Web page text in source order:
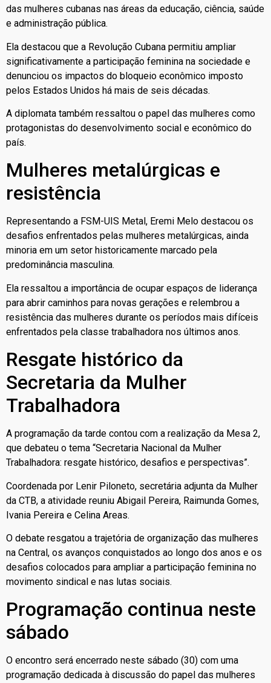
das mulheres cubanas nas áreas da educação, ciência, saúde
e administração pública.
Ela destacou que a Revolução Cubana permitiu ampliar
significativamente a participação feminina na sociedade e
denunciou os impactos do bloqueio econômico imposto
pelos Estados Unidos há mais de seis décadas.
A diplomata também ressaltou o papel das mulheres como
protagonistas do desenvolvimento social e econômico do
país.
Mulheres metalúrgicas e
resistência
Representando a FSM-UIS Metal, Eremi Melo destacou os
desafios enfrentados pelas mulheres metalúrgicas, ainda
minoria em um setor historicamente marcado pela
predominância masculina.
Ela ressaltou a importância de ocupar espaços de liderança
para abrir caminhos para novas gerações e relembrou a
resistência das mulheres durante os períodos mais difíceis
enfrentados pela classe trabalhadora nos últimos anos.
Resgate histórico da
Secretaria da Mulher
Trabalhadora
A programação da tarde contou com a realização da Mesa 2,
que debateu o tema “Secretaria Nacional da Mulher
Trabalhadora: resgate histórico, desafios e perspectivas”.
Coordenada por Lenir Piloneto, secretária adjunta da Mulher
da CTB, a atividade reuniu Abigail Pereira, Raimunda Gomes,
Ivania Pereira e Celina Areas.
O debate resgatou a trajetória de organização das mulheres
na Central, os avanços conquistados ao longo dos anos e os
desafios colocados para ampliar a participação feminina no
movimento sindical e nas lutas sociais.
Programação continua neste
sábado
O encontro será encerrado neste sábado (30) com uma
programação dedicada à discussão do papel das mulheres